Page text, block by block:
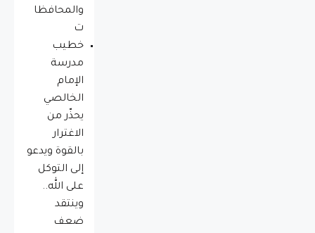
والمحافظا
ت
خطيب
مدرسة
الإمام
الخالصي
يحذّر من
الاغترار
بالقوة ويدعو
إلى التوكل
على الله..
وينتقد
ضعف